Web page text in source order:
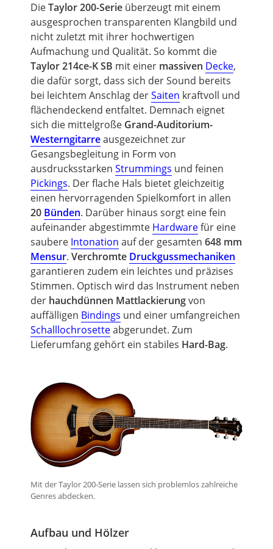
DieTaylor 200-Serie überzeugt mit einem
ausgesprochen transparenten Klangbild und
nicht zuletzt mit ihrer hochwertigen
Aufmachung und Qualität. So kommt die
Taylor 214ce-K SB mit einer massiven Decke,
die dafür sorgt, dass sich der Sound bereits
bei leichtem Anschlag derSaiten kraftvoll und
flächendeckend entfaltet. Demnach eignet
sich die mittelgroße Grand-Auditorium-
Westerngitarreausgezeichnet zur
Gesangsbegleitung in Form von
ausdrucksstarken Strummings und feinen
Pickings. Der flache Hals bietet gleichzeitig
einen hervorragenden Spielkomfort in allen
20 Bünden. Darüber hinaus sorgt eine fein
aufeinander abgestimmte Hardwarefür eine
saubere Intonation auf der gesamten 648 mm
Mensur. Verchromte Druckgussmechaniken
garantieren zudem ein leichtes und präzises
Stimmen. Optisch wird das Instrument neben
der hauchdünnen Mattlackierungvon
auffälligen Bindings und einer umfangreichen
Schalllochrosetteabgerundet. Zum
Lieferumfang gehört ein stabiles Hard-Bag.
Mit der Taylor 200-Serie lassen sich problemlos zahlreiche
Genres abdecken.
Aufbau und Hölzer